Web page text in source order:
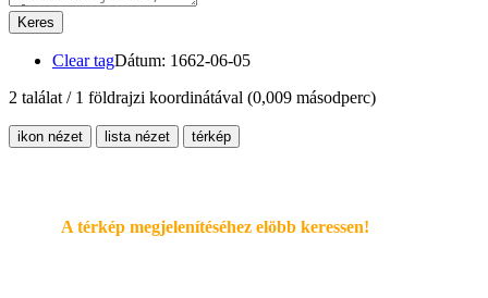
Keres
Clear tagDátum: 1662-06-05
2 találat / 1 földrajzi koordinátával (0,009 másodperc)
ikon nézet lista nézet térkép
A térkép megjelenítéséhez elöbb keressen!